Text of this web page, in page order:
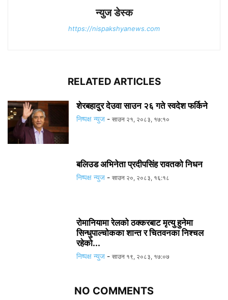
न्युज डेस्क
https://nispakshyanews.com
RELATED ARTICLES
शेरबहादुर देउवा साउन २६ गते स्वदेश फर्किने
निष्पक्ष न्युज - साउन २१, २०८३, १७:१०
बलिउड अभिनेता प्रदीपसिंह रावतको निधन
निष्पक्ष न्युज - साउन २०, २०८३, १६:१८
रोमानियामा रेलको ठक्करबाट मृत्यु हुनेमा
सिन्धुपाल्चोकका शान्त र चितवनका निश्चल
रहेको...
निष्पक्ष न्युज - साउन १९, २०८३, १७:०७
NO COMMENTS